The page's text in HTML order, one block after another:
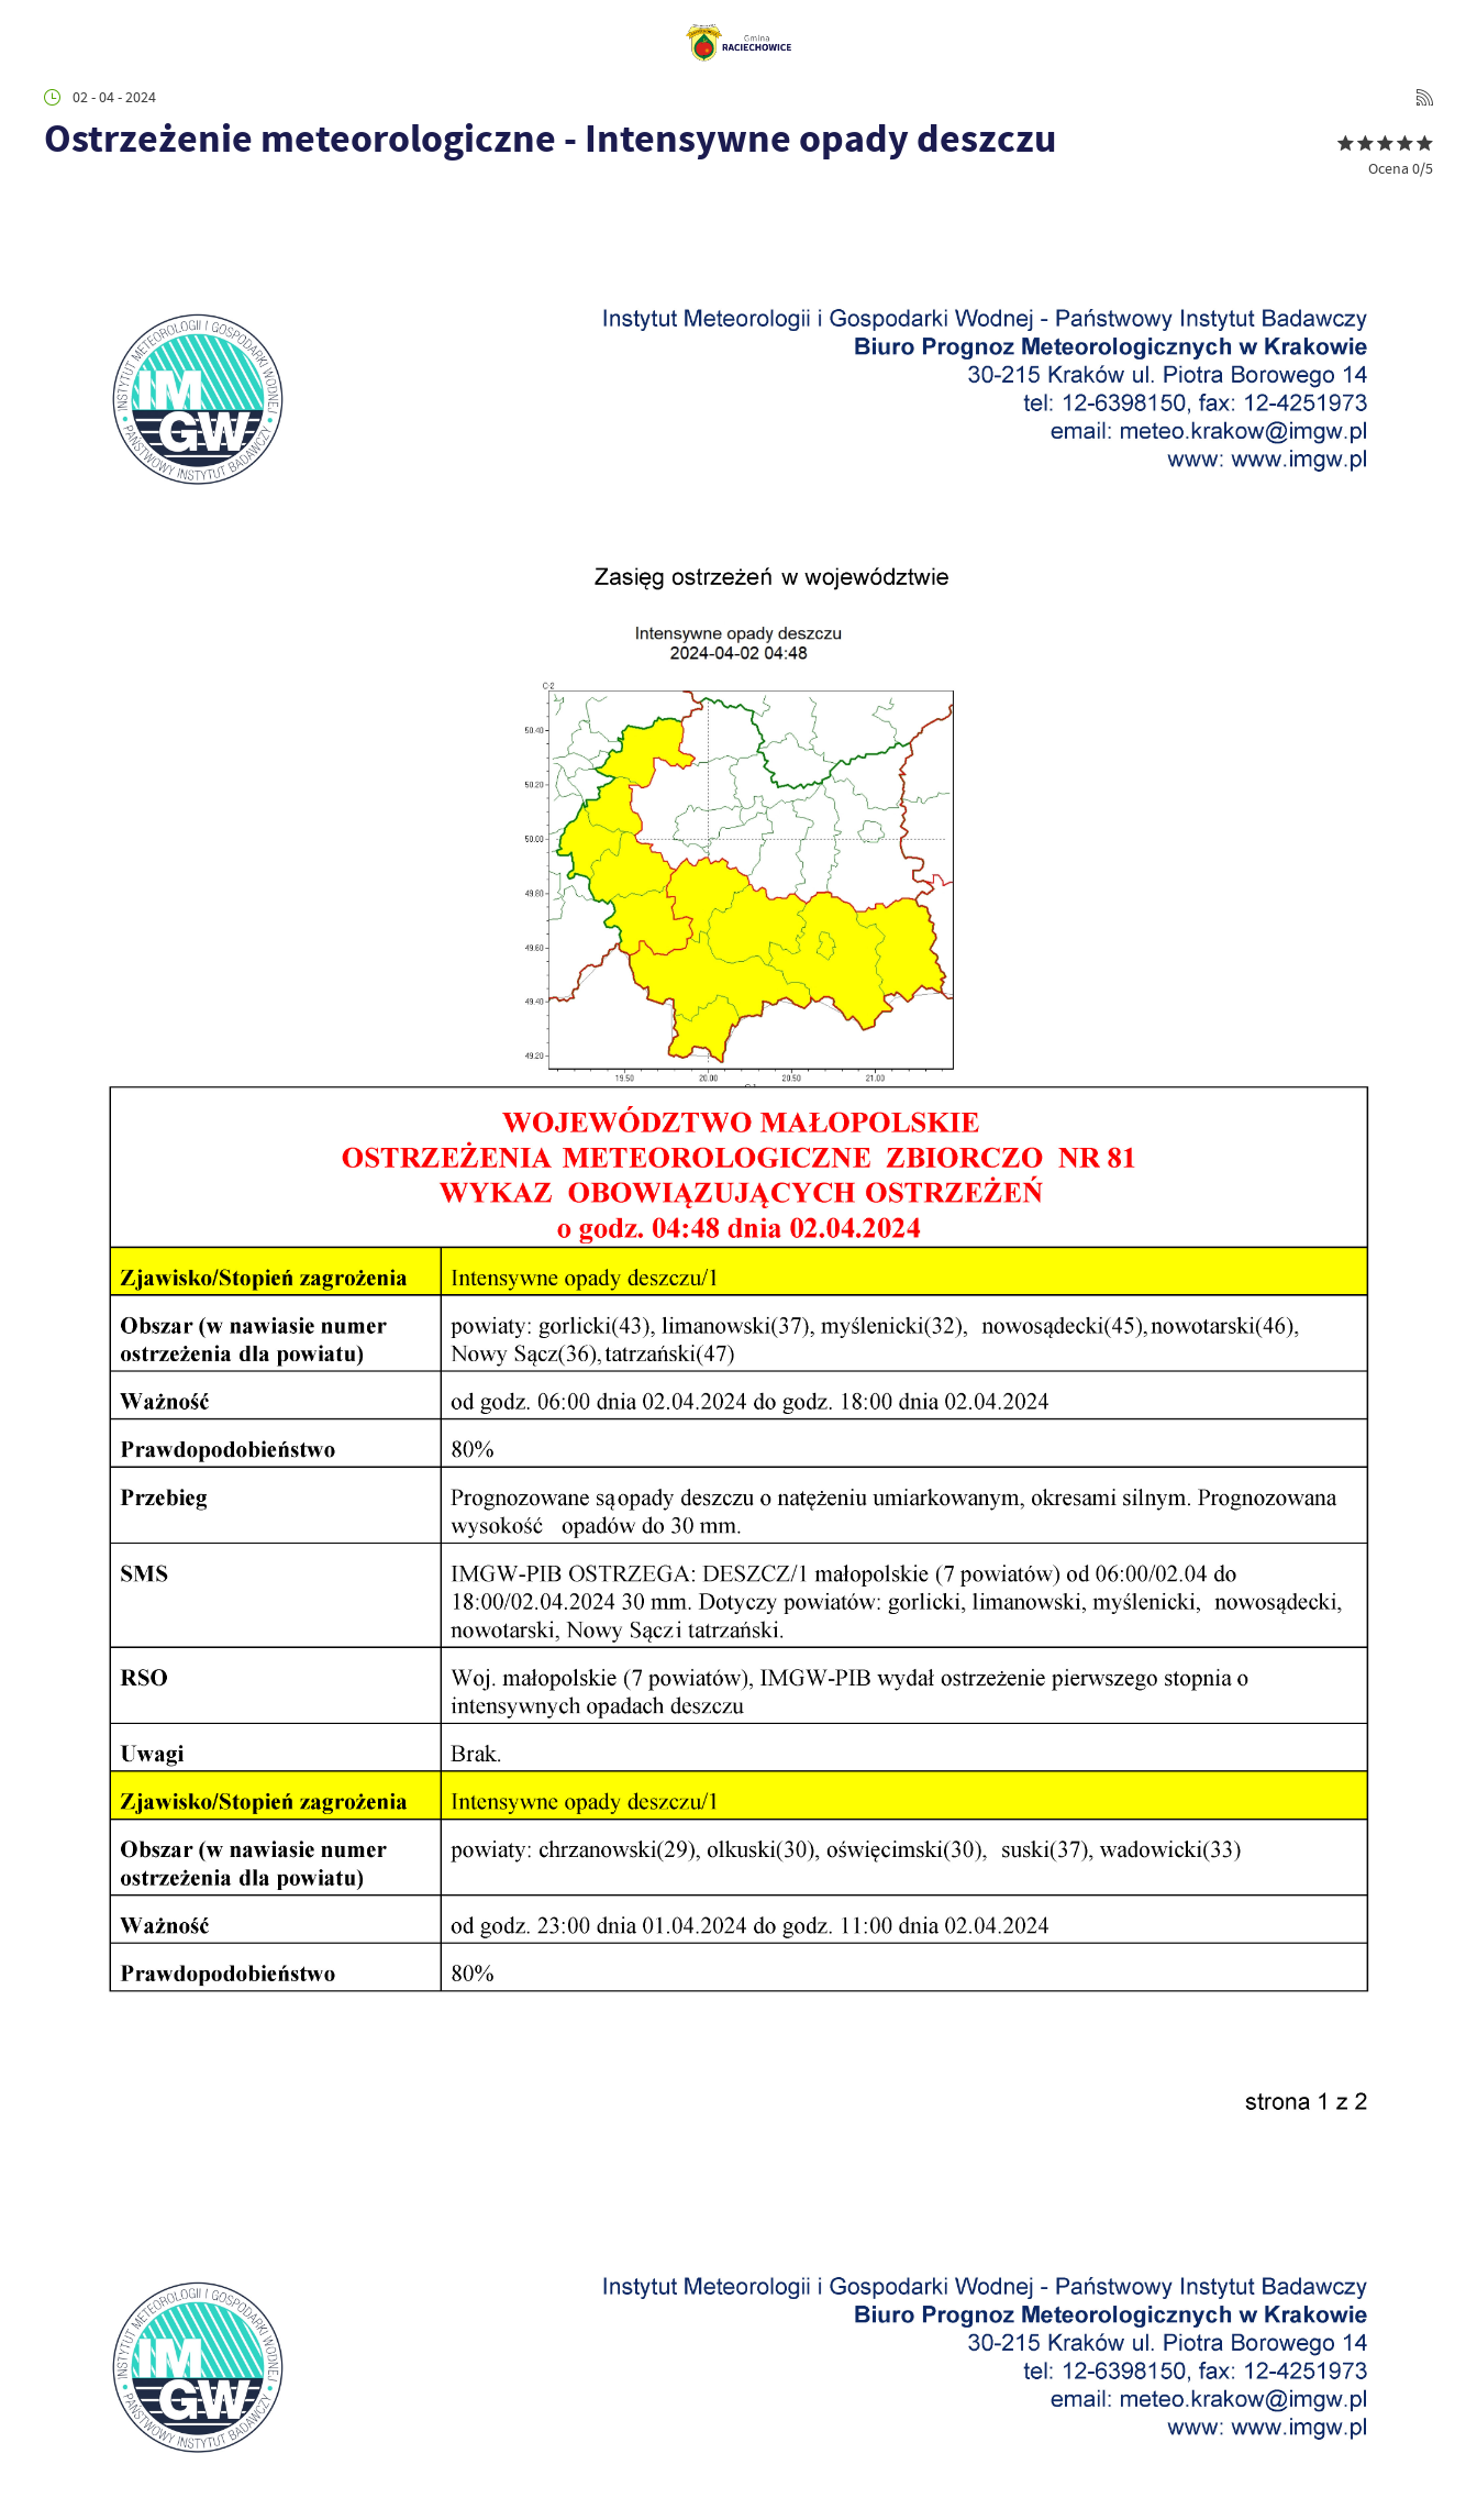
02 - 04 - 2024
Ostrzeżenie meteorologiczne - Intensywne opady deszczu
Ocena 0/5